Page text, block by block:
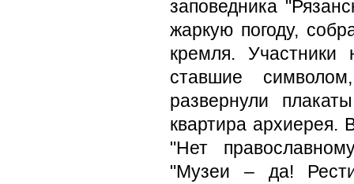
заповедника
жаркую погоду,
кремля.
ставшие
развернули
квартира
"Нет
"Музеи – да!